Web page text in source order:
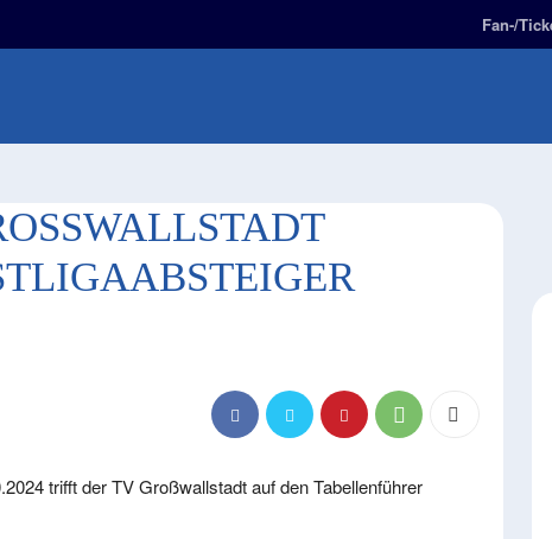
Fan-/
E
B
trifft der TV Großwallstadt auf den Tabellenführer